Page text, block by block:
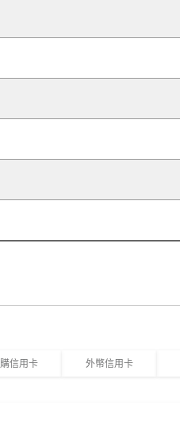
信用卡 外幣信用卡